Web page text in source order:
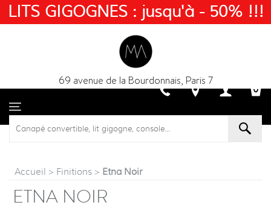
69 avenue de la Bourdonnais, Paris 7
Accueil > Finitions > Etna Noir
ETNA NOIR
LITS GIGOGNES : jusqu'à - 50% !!!